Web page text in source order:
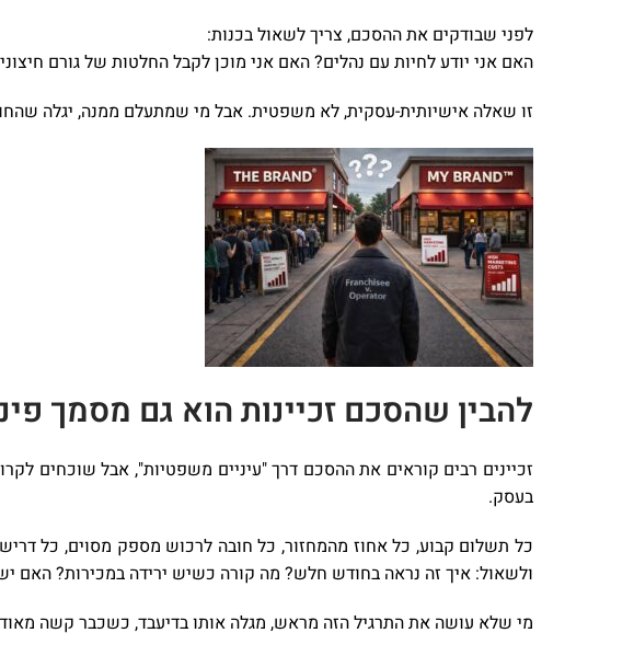
לפני שבודקים את ההסכם, צריך לשאול בכנות:
האם אני יודע לחיות עם נהלים? האם אני מוכן לקבל החלטות של גורם
זו שאלה אישיותית-עסקית, לא משפטית. אבל מי שמתעלם ממנה, יגלה
להבין שהסכם זכיינות הוא גם מסמך
זכיינים רבים קוראים את ההסכם דרך "עיניים משפטיות", אבל שוכחים
בעסק.
כל תשלום קבוע, כל אחוז מהמחזור, כל חובה לרכוש מספק מסוים, כל
ולשאול: איך זה נראה בחודש חלש? מה קורה כשיש ירידה במכירות?
מי שלא עושה את התרגיל הזה מראש, מגלה אותו בדיעבד, כשכבר קשה